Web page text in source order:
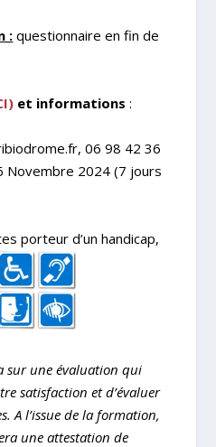
: questionnaire en fin de
et informations :
06 98 42 36
Novembre 2024 (7 jours
porteur d’un handicap,
sur une évaluation qui
satisfaction et d’évaluer
A l’issue de la formation,
une attestation de